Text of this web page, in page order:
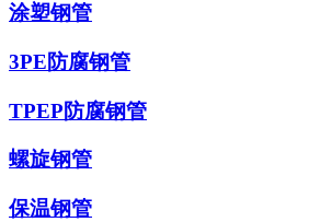
涂塑钢管
3PE防腐钢管
TPEP防腐钢管
螺旋钢管
保温钢管